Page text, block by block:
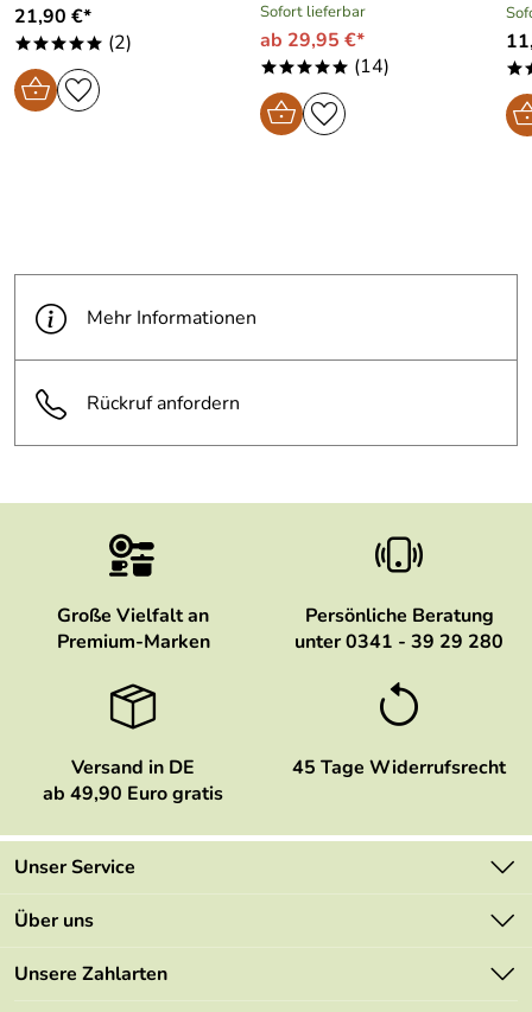
21,90 €*
***** (2)
Sofort lieferbar
ab 29,95 €*
***** (14)
Mehr Informationen
Rückruf anfordern
Große Vielfalt an
Premium-Marken
Persönliche Beratung
unter 0341 - 39 29 280
Versand in DE
ab 49,90 Euro gratis
45 Tage Widerrufsrecht
Unser Service
Kontakt
Mehrwertsteuerfrei
Über uns
Marken
Unsere Zahlarten